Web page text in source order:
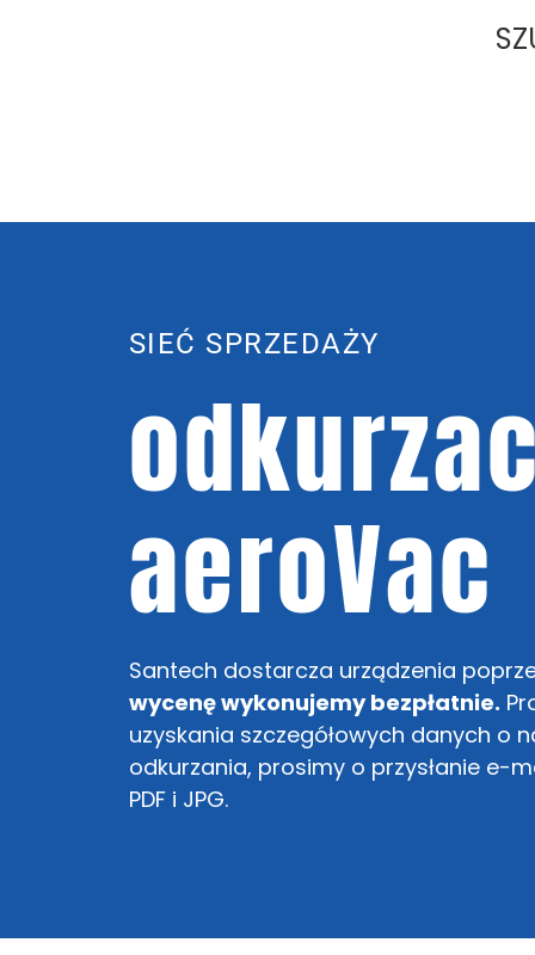
SIEĆ SPRZEDAŻY
aeroVac
Santech dostarcza urządzenia
wycenę wykonujemy bezpłatnie.
uzyskania szczegółowych danych o
odkurzania, prosimy o przysłanie e-
PDF i JPG.